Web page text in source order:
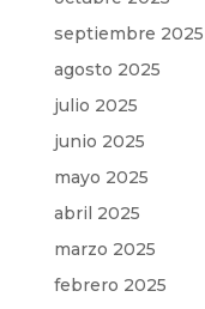
septiembre 2025
agosto 2025
julio 2025
junio 2025
mayo 2025
abril 2025
marzo 2025
febrero 2025